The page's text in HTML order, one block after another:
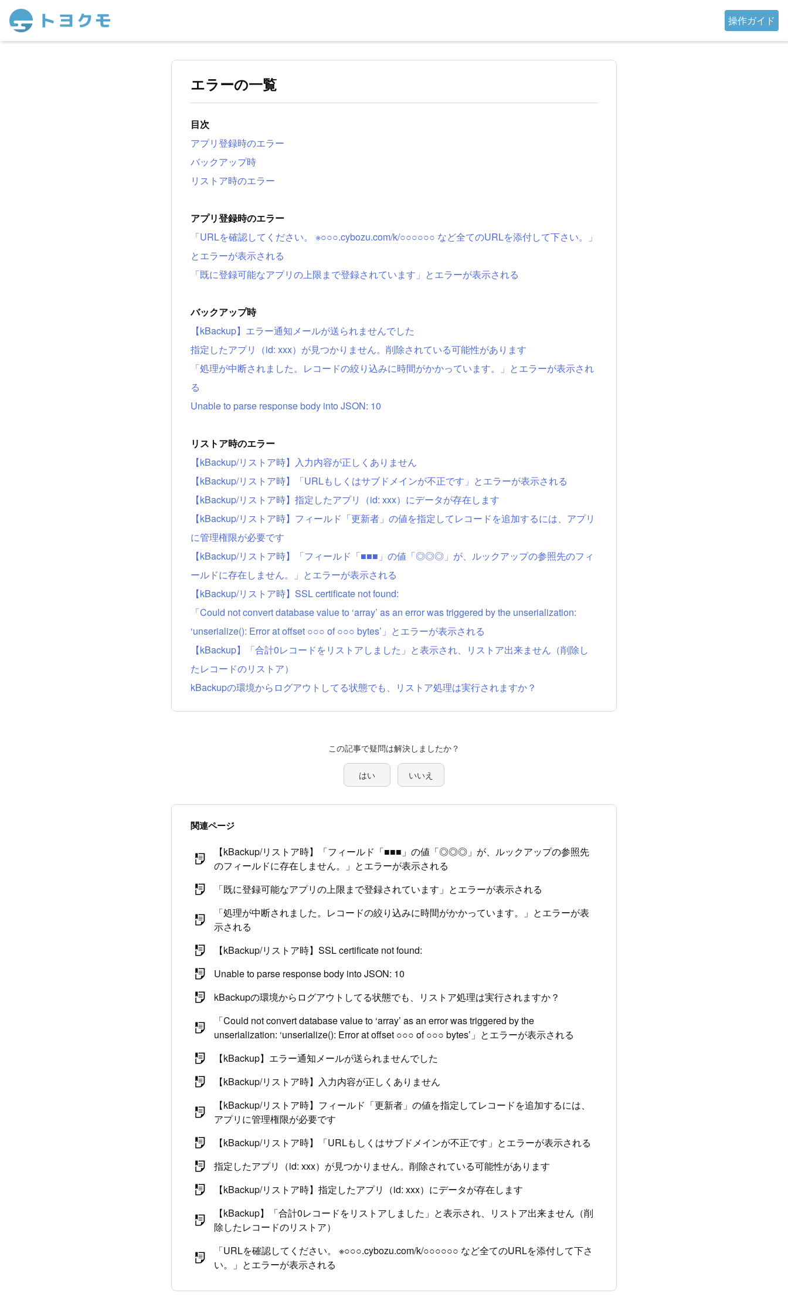
操作ガイド
エラーの一覧
目次
アプリ登録時のエラー
バックアップ時
リストア時のエラー
アプリ登録時のエラー
「URLを確認してください。 ※○○○.cybozu.com/k/○○○○○○ など全てのURLを添付して下さい。」
とエラーが表示される
「既に登録可能なアプリの上限まで登録されています」とエラーが表示される
バックアップ時
【kBackup】エラー通知メールが送られませんでした
指定したアプリ（id: xxx）が見つかりません。削除されている可能性があります
「処理が中断されました。レコードの絞り込みに時間がかかっています。」とエラーが表示され
る
Unable to parse response body into JSON: 10
リストア時のエラー
【kBackup/リストア時】入力内容が正しくありません
【kBackup/リストア時】「URLもしくはサブドメインが不正です」とエラーが表示される
【kBackup/リストア時】指定したアプリ（id: xxx）にデータが存在します
【kBackup/リストア時】フィールド「更新者」の値を指定してレコードを追加するには、アプリ
に管理権限が必要です
【kBackup/リストア時】「フィールド「■■■」の値「◎◎◎」が、ルックアップの参照先のフィ
ールドに存在しません。」とエラーが表示される
【kBackup/リストア時】SSL certificate not found:
「Could not convert database value to ‘array’ as an error was triggered by the unserialization:
‘unserialize(): Error at offset ○○○ of ○○○ bytes’」とエラーが表示される
【kBackup】「合計0レコードをリストアしました」と表示され、リストア出来ません（削除し
たレコードのリストア）
kBackupの環境からログアウトしてる状態でも、リストア処理は実行されますか？
この記事で疑問は解決しましたか？
はい いいえ
関連ページ
【kBackup/リストア時】「フィールド「■■■」の値「◎◎◎」が、ルックアップの参照先
のフィールドに存在しません。」とエラーが表示される
「既に登録可能なアプリの上限まで登録されています」とエラーが表示される
「処理が中断されました。レコードの絞り込みに時間がかかっています。」とエラーが表
示される
【kBackup/リストア時】SSL certificate not found:
Unable to parse response body into JSON: 10
kBackupの環境からログアウトしてる状態でも、リストア処理は実行されますか？
「Could not convert database value to ‘array’ as an error was triggered by the
unserialization: ‘unserialize(): Error at offset ○○○ of ○○○ bytes’」とエラーが表示される
【kBackup】エラー通知メールが送られませんでした
【kBackup/リストア時】入力内容が正しくありません
【kBackup/リストア時】フィールド「更新者」の値を指定してレコードを追加するには、
アプリに管理権限が必要です
【kBackup/リストア時】「URLもしくはサブドメインが不正です」とエラーが表示される
指定したアプリ（id: xxx）が見つかりません。削除されている可能性があります
【kBackup/リストア時】指定したアプリ（id: xxx）にデータが存在します
【kBackup】「合計0レコードをリストアしました」と表示され、リストア出来ません（削
除したレコードのリストア）
「URLを確認してください。 ※○○○.cybozu.com/k/○○○○○○ など全てのURLを添付して下さ
い。」とエラーが表示される